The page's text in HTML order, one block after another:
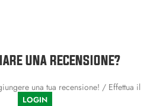
UNA RECENSIONE?
una tua recensione! / Effettua il
LOGIN